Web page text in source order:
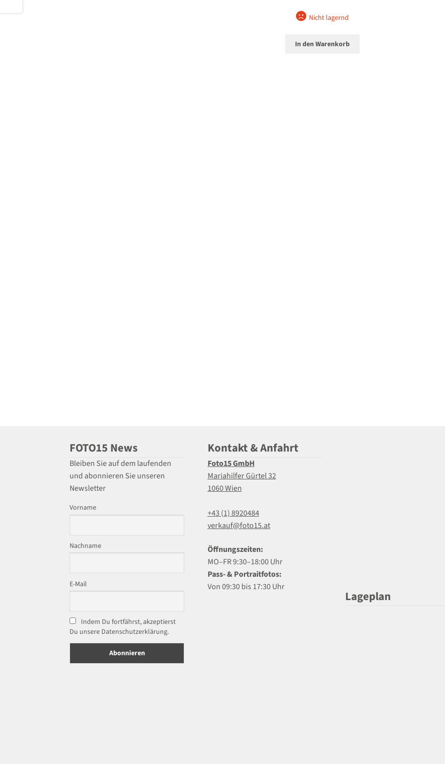
Nicht lagernd
In den Warenkorb
FOTO15 News
Bleiben Sie auf dem laufenden
und abonnieren Sie unseren
Newsletter
Vorname
Nachname
E-Mail
Indem Du fortfährst, akzeptierst
Du unsere Datenschutzerklärung.
Kontakt & Anfahrt
Foto15 GmbH
Mariahilfer Gürtel 32
1060 Wien
+43 (1) 8920484
verkauf@foto15.at
Öffnungszeiten:
MO–FR 9:30–18:00 Uhr
Pass- & Portraitfotos:
Von 09:30 bis 17:30 Uhr
Lageplan